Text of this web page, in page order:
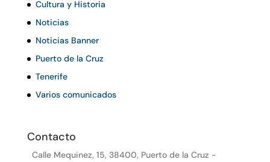
Cultura y Historia
Noticias
Noticias Banner
Puerto de la Cruz
Tenerife
Varios comunicados
Contacto
Calle Mequinez, 15, 38400, Puerto de la Cruz -